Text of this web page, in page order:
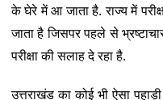
के घेरे में आ जाता है. राज्य में
जाता है जिसपर पहले से
परीक्षा की सलाह दे रहा है.
उत्तराखंड का कोई भी ऐसा